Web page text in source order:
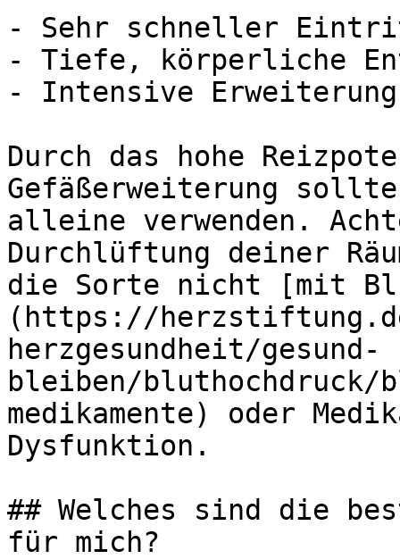
- Sehr schneller
- Tiefe, körperliche
- Intensive Erweiterung
Durch das hohe
Gefäßerweiterung
alleine verwenden.
Durchlüftung deiner
die Sorte nicht [mit
(https://
herzgesundheit/gesund-
bleiben/bluthochdruck/
medikamente) oder
Dysfunktion.
## Welches sind die
für mich?